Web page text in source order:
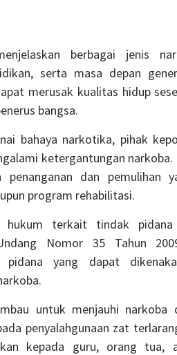
berbagai jenis
serta masa depan
merusak kualitas hidup
bangsa.
bahaya narkotika, pihak
ketergantungan narkoba.
penanganan dan pemulihan
program rehabilitasi.
hukum terkait tindak
Nomor 35 Tahun
yang dapat
untuk menjauhi narkoba
penyalahgunaan zat
kepada guru, orang tua,